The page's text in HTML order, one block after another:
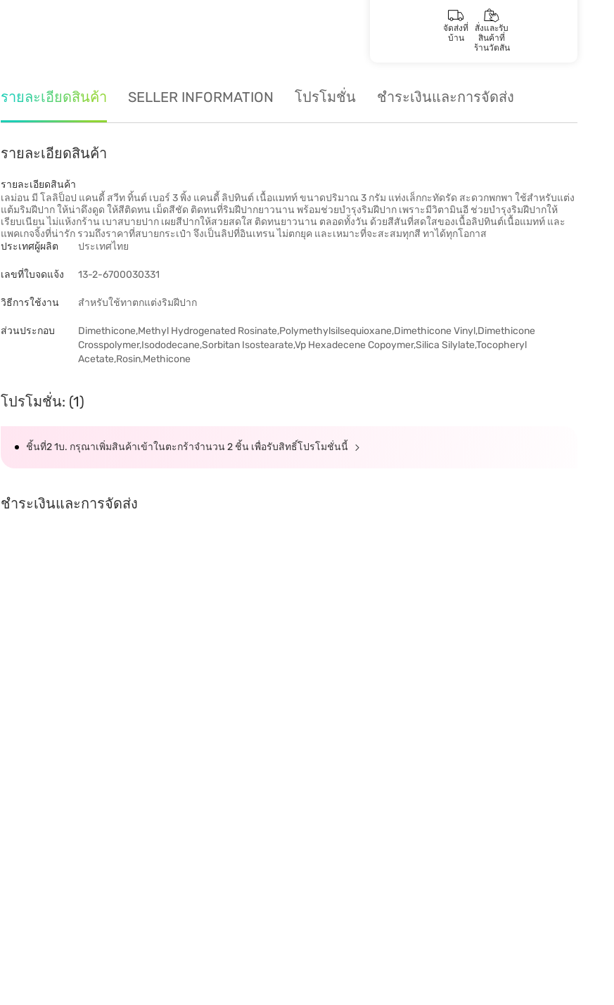
จัดส่งที่
บ้าน
สั่งและรับ
สินค้าที่
ร้านวัตสัน
รายละเอียดสินค้า SELLER INFORMATION โปรโมชั่น ชำระเงินและการจัดส่ง
รายละเอียดสินค้า
รายละเอียดสินค้า
เลม่อน มี โลลิป็อป แคนดี้ สวีท ทิ้นต์ เบอร์ 3 พิ้ง แคนดี้ ลิปทินต์ เนื้อแมทท์ ขนาดปริมาณ 3 กรัม แท่งเล็กกะทัดรัด สะดวกพกพา ใช้สำหรับแต่ง
แต้มริมฝีปาก ให้น่าดึงดูด ให้สีติดทน เม็ดสีชัด ติดทนที่ริมฝีปากยาวนาน พร้อมช่วยบำรุงริมฝีปาก เพราะมีวิตามินอี ช่วยบำรุงริมฝีปากให้
เรียบเนียน ไม่แห้งกร้าน เบาสบายปาก เผยสีปากให้สวยสดใส ติดทนยาวนาน ตลอดทั้งวัน ด้วยสีสันที่สดใสของเนื้อลิปทินต์เนื้อแมทท์ และ
แพคเกจจิ้งที่น่ารัก รวมถึงราคาที่สบายกระเป๋า จึงเป็นลิปที่อินเทรน ไม่ตกยุค และเหมาะที่จะสะสมทุกสี ทาได้ทุกโอกาส
ประเทศผู้ผลิต
ประเทศไทย
เลขที่ใบจดแจ้ง 13-2-6700030331
วิธีการใช้งาน สำหรับใช้ทาตกแต่งริมฝีปาก
ส่วนประกอบ
Dimethicone,Methyl Hydrogenated Rosinate,Polymethylsilsequioxane,Dimethicone Vinyl,Dimethicone
Crosspolymer,Isododecane,Sorbitan Isostearate,Vp Hexadecene Copoymer,Silica Silylate,Tocopheryl
Acetate,Rosin,Methicone
โปรโมชั่น: (1)
ชิ้นที่2 1บ. กรุณาเพิ่มสินค้าเข้าในตะกร้าจำนวน 2 ชิ้น เพื่อรับสิทธิ์โปรโมชั่นนี้
ชำระเงินและการจัดส่ง